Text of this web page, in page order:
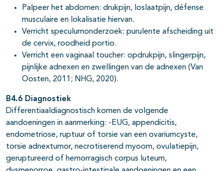
Palpeer het abdomen: drukpijn, loslaatpijn, défense
musculaire en lokalisatie hiervan.
Verricht speculumonderzoek: purulente afscheiding uit
de cervix, roodheid portio.
Verricht een vaginaal toucher: opdrukpijn, slingerpijn,
pijnlijke adnexen en zwellingen van de adnexen (Van
Oosten, 2011; NHG, 2020).
B4.6 Diagnostiek
Differentiaaldiagnostisch komen de volgende
aandoeningen in aanmerking: -EUG, appendicitis,
endometriose, ruptuur of torsie van een ovariumcyste,
torsie adnextumor, necrotiserend myoom, ovulatiepijn,
geruptureerd of hemorragisch corpus luteum,